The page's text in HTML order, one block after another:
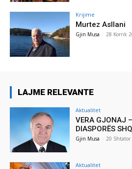
Krijime
Murtez Asllani
Gjin Musa - 28 Korrik
LAJME RELEVANTE
Aktualitet
VERA GJONAJ
DIASPORËS
Gjin Musa - 20 Shtator
Aktualitet